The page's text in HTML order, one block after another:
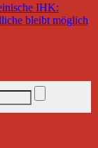
IHK:
bleibt möglich